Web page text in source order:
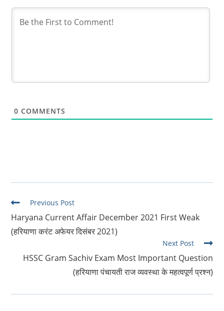
0 COMMENTS
Read
articles
Previous Post
Haryana Current Affair December 2021 First Weak
(हरियाणा करंट अफेयर दिसंबर 2021)
Next Post
HSSC Gram Sachiv Exam Most Important Question
(हरियाणा पंचायती राज व्यवस्था के महत्वपूर्ण प्रश्न)